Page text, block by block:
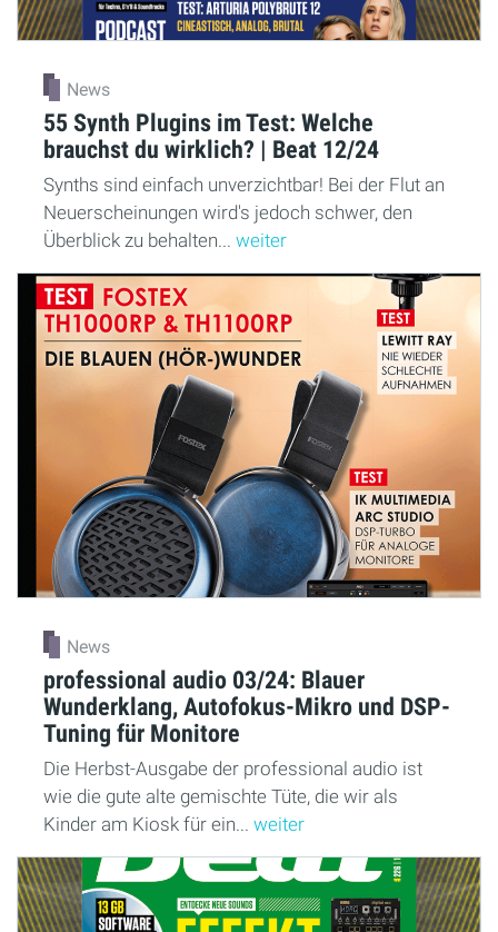
News
55 Synth Plugins im Test: Welche
brauchst du wirklich? | Beat 12/24
Synths sind einfach unverzichtbar! Bei der Flut an
Neuerscheinungen wird's jedoch schwer, den
Überblick zu behalten... weiter
News
professional audio 03/24: Blauer
Wunderklang, Autofokus-Mikro und DSP-
Tuning für Monitore
Die Herbst-Ausgabe der professional audio ist
wie die gute alte gemischte Tüte, die wir als
Kinder am Kiosk für ein... weiter